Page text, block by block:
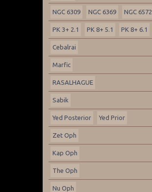
NGC 6309 NGC 6369 NGC 6572
PK 3+ 2.1 PK 8+ 5.1 PK 8+ 6.1
Cebalrai
Marfic
RASALHAGUE
Sabik
Yed Posterior Yed Prior
Zet Oph
Kap Oph
The Oph
Nu Oph